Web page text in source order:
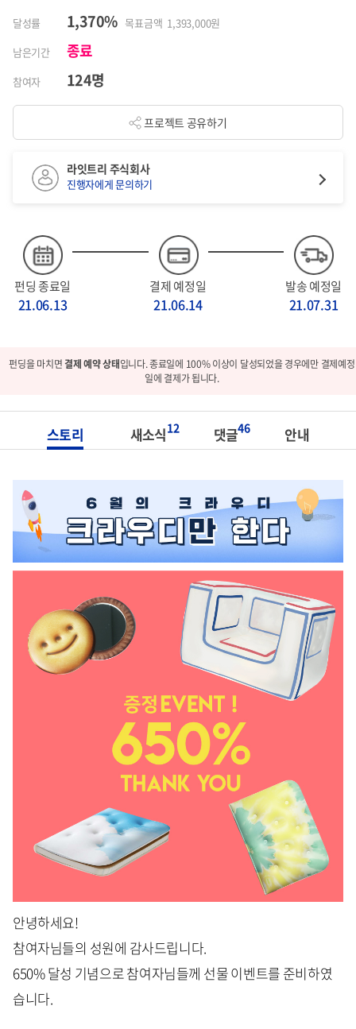
달성률 1,370% 목표금액 1,393,000원
남은기간
종료
참여자 124명
프로젝트 공유하기
펀딩 종료일
21.06.13
결제 예정일
21.06.14
발송 예정일
21.07.31
라잇트리 주식회사
진행자에게 문의하기
펀딩을 마치면결제 예약 상태입니다. 종료일에 100% 이상이 달성되었을 경우에만 결제예정
일에 결제가 됩니다.
스토리 새소식12 댓글46 안내
안녕하세요!
참여자님들의 성원에 감사드립니다.
650% 달성 기념으로 참여자님들께 선물 이벤트를 준비하였
습니다.